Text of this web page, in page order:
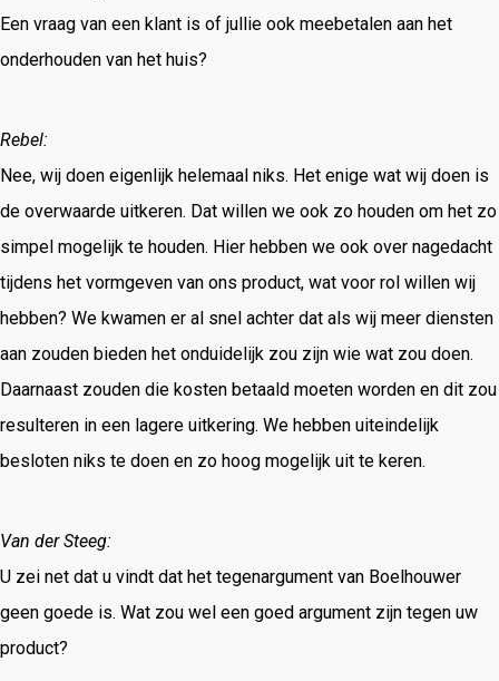
Een vraag van een klant is of jullie ook meebetalen aan het
onderhouden van het huis?
Rebel:
Nee, wij doen eigenlijk helemaal niks. Het enige wat wij doen is
de overwaarde uitkeren. Dat willen we ook zo houden om het zo
simpel mogelijk te houden. Hier hebben we ook over nagedacht
tijdens het vormgeven van ons product, wat voor rol willen wij
hebben? We kwamen er al snel achter dat als wij meer diensten
aan zouden bieden het onduidelijk zou zijn wie wat zou doen.
Daarnaast zouden die kosten betaald moeten worden en dit zou
resulteren in een lagere uitkering. We hebben uiteindelijk
besloten niks te doen en zo hoog mogelijk uit te keren.
Van der Steeg:
U zei net dat u vindt dat het tegenargument van Boelhouwer
geen goede is. Wat zou wel een goed argument zijn tegen uw
product?